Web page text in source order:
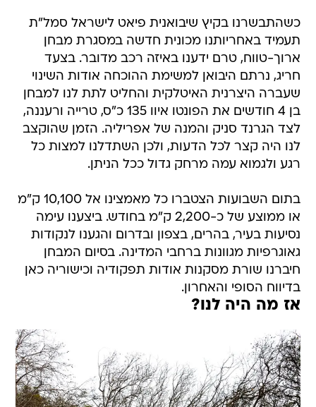
כשהתבשרנו בקיץ שיבואנית פיאט לישראל סמל"ת
תעמיד באחריותנו מכונית חדשה במסגרת מבחן
ארוך-טווח, טרם ידענו באיזה רכב מדובר. בצעד
חריג, נרתם היבואן למשימת ההוכחה אודות השינוי
שעברה היצרנית האיטלקית והחליט לתת לנו למבחן
בן 4 חודשים את הפונטו איוו 135 כ"ס, טרייה ורעננה,
לצד הגרנד סניק והמנה של אפריליה. הזמן שהוקצב
לנו היה קצר לכל הדעות, ולכן השתדלנו למצות כל
רגע ולגמוא עמה מרחק גדול ככל הניתן.
בתום השבועות הצטברו כל מאמצינו אל 10,100 ק"מ
או ממוצע של כ-2,200 ק"מ בחודש. ביצענו עימה
נסיעות בעיר, בהרים, בצפון ובדרום והגענו לנקודות
גאוגרפיות מגוונות ברחבי המדינה. בסיום המבחן
חיברנו שורת מסקנות אודות תפקודיה וכישוריה כאן
בדיווח הסופי והאחרון.
אז מה היה לנו?